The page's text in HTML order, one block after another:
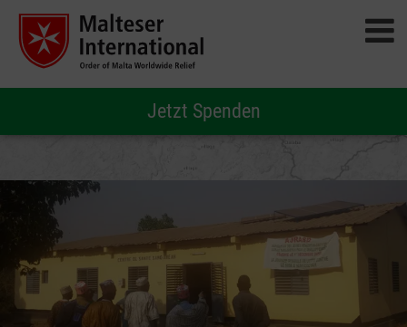
Jetzt Spenden